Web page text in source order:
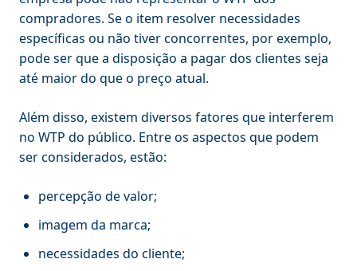
compradores. Se o item resolver necessidades
específicas ou não tiver concorrentes, por exemplo,
pode ser que a disposição a pagar dos clientes seja
até maior do que o preço atual.
Além disso, existem diversos fatores que interferem
no WTP do público. Entre os aspectos que podem
ser considerados, estão:
percepção de valor;
imagem da marca;
necessidades do cliente;